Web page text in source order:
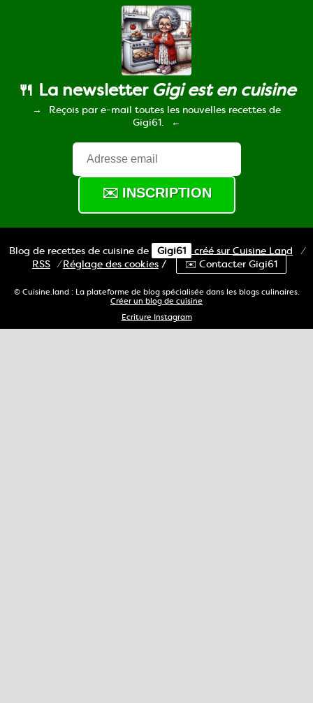
🍴 La newsletter Gigi est en cuisine
Reçois par e-mail toutes les nouvelles recettes de
Gigi61.
Blog de recettes de cuisine de Gigi61 créé sur Cuisine Land
⁄
RSS ⁄Réglage des cookies / ✉️ Contacter Gigi61
© Cuisine.land : La plateforme de blog spécialisée dans les blogs culinaires.
Créer un blog de cuisine
Ecriture Instagram